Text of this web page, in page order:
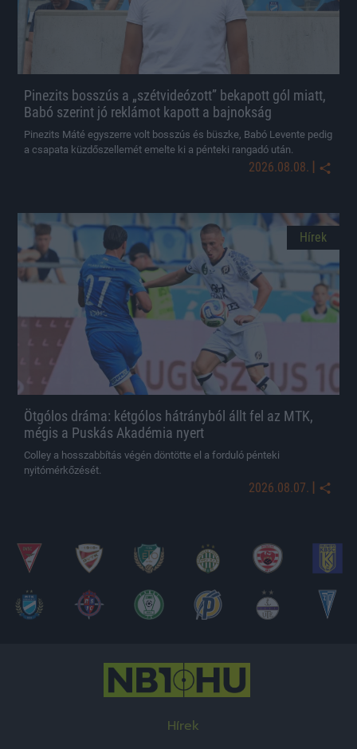
Pinezits bosszús a „szétvideózott” bekapott gól miatt,
Babó szerint jó reklámot kapott a bajnokság
Pinezits Máté egyszerre volt bosszús és büszke, Babó Levente pedig
a csapata küzdőszellemét emelte ki a pénteki rangadó után.
2026.08.08. |
Hírek
Ötgólos dráma: kétgólos hátrányból állt fel az MTK,
mégis a Puskás Akadémia nyert
Colley a hosszabbítás végén döntötte el a forduló pénteki
nyitómérkőzését.
2026.08.07. |
Hírek